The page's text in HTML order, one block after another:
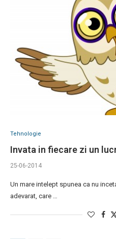
Tehnologie
Invata in fiecare zi un
25-06-2014
Un mare intelept spunea ca nu
adevarat, care …